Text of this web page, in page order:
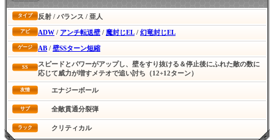
タイプ 反射 / バランス / 亜人
アビ ADW / アンチ転送壁 / 魔封じEL / 幻竜封じEL
ゲージ AB / 壁SSターン短縮
SS
スピードとパワーがアップし、壁をすり抜ける＆停止後にふれた敵の数に
応じて威力が増すメテオで追い討ち（12+12ターン）
友情 エナジーボール
サブ 全敵貫通分裂弾
ラック クリティカル